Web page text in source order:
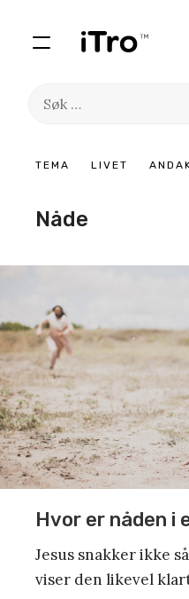
TEMA LIVET
Søk
Nåde
Hvor er nåden i
Jesus snakker ikke
viser den likevel